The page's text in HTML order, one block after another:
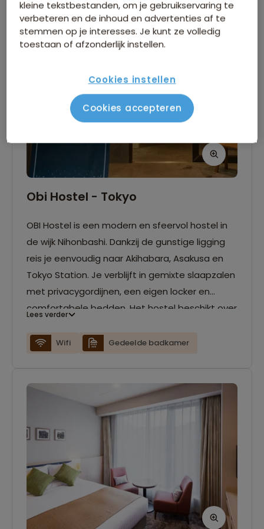
de kamer deelt met reizigers van het andere
geslacht. Er is gratis Wifi beschikbaar.
Obi Hostel - Tokyo
OBI Hostel is een modern en sfeervol hostel in
de wijk Nihonbashi. Dankzij de gunstige ligging
reis je eenvoudig naar Akihabara, Asakusa en
Tokyo Station. Je verblijft in gemixte slaapzalen
met privacygordijnen, een eigen locker en
comfortabele bedden. Het hostel beschikt over
gemeenschappelijke lounge.
Lees verder
Wifi Gedeelde badkamer
kleine tekstbestanden, om je gebruikservaring te
verbeteren en de inhoud en advertenties af te
stemmen op je interesses. Je kunt ze volledig
toestaan of afzonderlijk instellen.
Cookies instellen
Cookies accepteren